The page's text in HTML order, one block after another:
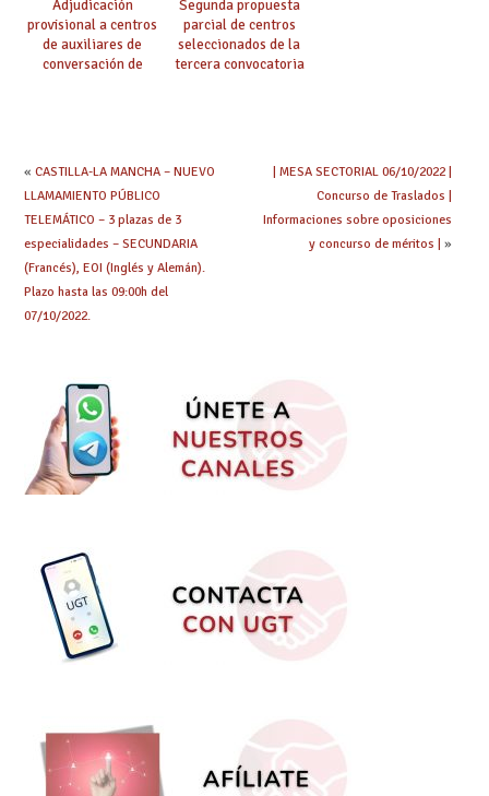
Adjudicación
provisional a centros
de auxiliares de
conversación de
Segunda propuesta
parcial de centros
seleccionados de la
tercera convocatoria
« CASTILLA-LA MANCHA – NUEVO
LLAMAMIENTO PÚBLICO
TELEMÁTICO – 3 plazas de 3
especialidades – SECUNDARIA
(Francés), EOI (Inglés y Alemán).
Plazo hasta las 09:00h del
07/10/2022.
| MESA SECTORIAL 06/10/2022 |
Concurso de Traslados |
Informaciones sobre oposiciones
y concurso de méritos |
»